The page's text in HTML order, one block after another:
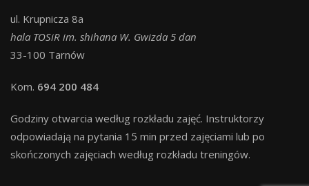
ul. Krupnicza 8a
hala TOSiR im. shihana W. Gwizda 5 dan
33-100 Tarnów
Kom. 694 200 484
Godziny otwarcia według rozkładu zajęć. Instruktorzy
odpowiadają na pytania 15 min przed zajęciami lub po
skończonych zajęciach według rozkładu treningów.